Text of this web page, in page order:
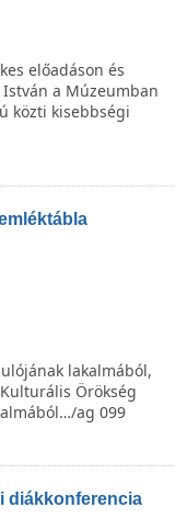
előadáson és
a Múzeumban
közti kisebbségi
lakalmából,
Örökség
ag 099
diákkonferencia